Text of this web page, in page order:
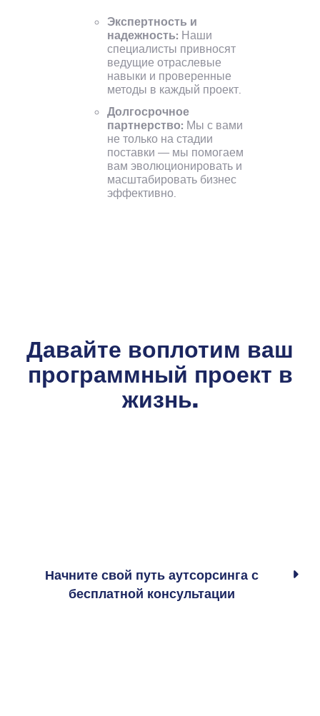
применением гибких
методологий и
регулярной
коммуникацией мы
гарантируем, что
ваш проект будет
идти по плану и
соответствовать
вашим ожиданиям.
запуска мы предоставляем постоянную
поддержку и обслуживание, чтобы обеспечить
Экспертность и
надежность: Наши
специалисты привносят
ведущие отраслевые
навыки и проверенные
методы в каждый проект.
Долгосрочное
партнерство: Мы с вами
не только на стадии
поставки — мы помогаем
вам эволюционировать и
масштабировать бизнес
эффективно.
Давайте воплотим ваш
программный проект в
жизнь.
Начните свой путь аутсорсинга с
бесплатной консультации
